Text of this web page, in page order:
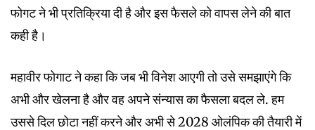
फोगट ने भी प्रतिक्रिया दी है और इस फैसले को वापस लेने की बात
कही है।
महावीर फोगाट ने कहा कि जब भी विनेश आएगी तो उसे समझाएंगे कि
अभी और खेलना है और वह अपने संन्यास का फैसला बदल ले. हम
उससे दिल छोटा नहीं करने और अभी से 2028 ओलंपिक की तैयारी में